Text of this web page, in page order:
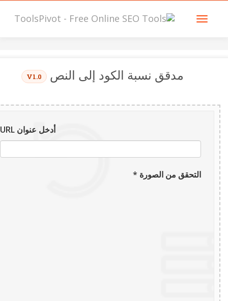
مدقق نسبة الكود إلى النص V1.0
أدخل عنوان URL
التحقق من الصورة *